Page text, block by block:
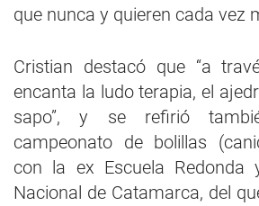
que nunca y quieren cada vez
Cristian destacó que “a
encanta la ludo terapia, el
sapo”, y se refirió
campeonato de bolillas
con la ex Escuela Redonda
Nacional de Catamarca, del